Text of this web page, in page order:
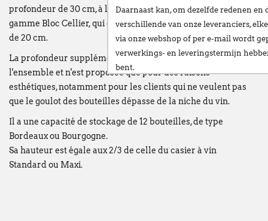
profondeur de 30 cm, à la différence de l'ensemble de la
gamme Bloc Cellier, qui est proposée avec une profondeur
de 20 cm.
La profondeur supplémentaire ne modifie pas la stabilité de
l'ensemble et n'est proposée que pour des raisons
esthétiques, notamment pour les clients qui ne veulent pas
que le goulot des bouteilles dépasse de la niche du vin.
Il a une capacité de stockage de 12 bouteilles, de type
Bordeaux ou Bourgogne.
Sa hauteur est égale aux 2/3 de celle du casier à vin
Standard ou Maxi.
Daarnaast kan, om dezelfde redenen
verschillende van onze leveranciers,
via onze webshop of per e-mailwordt
verwerkings- en leveringstermijn
bent.
Wij stellen alles in het werk om deze
te beperken en danken u oprecht voor
Vanafmaandag 24 augustus